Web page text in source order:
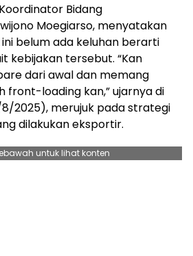
Bidang
Moegiarso, menyatakan
belum ada keluhan berarti
kebijakan tersebut. “Kan
dari awal dan memang
front-loading kan,” ujarnya di
2025), merujuk pada strategi
dilakukan eksportir.
untuk lihat konten